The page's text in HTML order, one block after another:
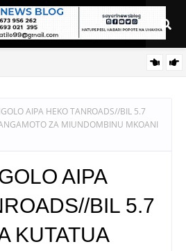
AIPA HEKO TANROADS//BIL 5.7
ZA MIUNDOMBINU MKOANI
AIPA
BIL 5.7
KUTATUA